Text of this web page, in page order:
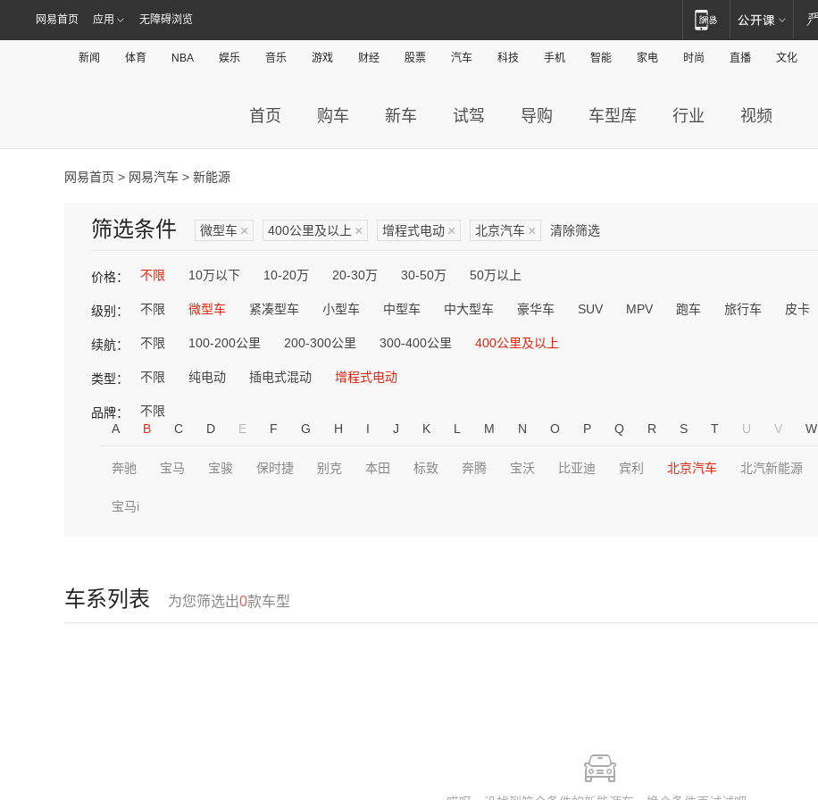
网易首页 应用 无障碍浏览
新闻 体育 NBA 娱乐 音乐 游戏 财经 股票 汽车 科技 手机 智能 家电 时尚 直播 文化
首页 购车 新车 试驾 导购 车型库 行业 视频
网易首页 > 网易汽车 > 新能源
筛选条件 微型车 × 400公里及以上 × 增程式电动 × 北京汽车 × 清除筛选
价格： 不限 10万以下 10-20万 20-30万 30-50万 50万以上
级别： 不限 微型车 紧凑型车 小型车 中型车 中大型车 豪华车 SUV MPV 跑车 旅行车 皮卡
续航： 不限 100-200公里 200-300公里 300-400公里 400公里及以上
类型： 不限 纯电动 插电式混动 增程式电动
品牌：
不限
A
B C D E F G H I J K L M N O P Q R S T U V W
奔驰 宝马 宝骏 保时捷 别克 本田 标致 奔腾 宝沃 比亚迪 宾利 北京汽车 北汽新能源
宝马i
车系列表 为您筛选出0款车型